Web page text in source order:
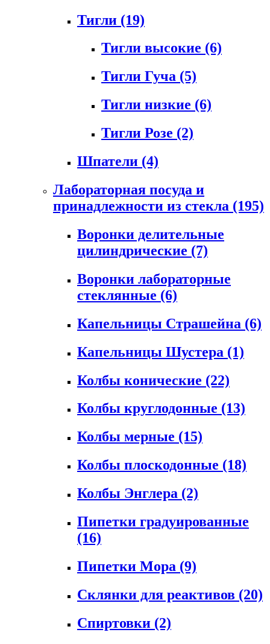
Тигли (19)
Тигли высокие (6)
Тигли Гуча (5)
Тигли низкие (6)
Тигли Розе (2)
Шпатели (4)
Лабораторная посуда и
принадлежности из стекла (195)
Воронки делительные
цилиндрические (7)
Воронки лабораторные
стеклянные (6)
Капельницы Страшейна (6)
Капельницы Шустера (1)
Колбы конические (22)
Колбы круглодонные (13)
Колбы мерные (15)
Колбы плоскодонные (18)
Колбы Энглера (2)
Пипетки градуированные
(16)
Пипетки Мора (9)
Склянки для реактивов (20)
Спиртовки (2)